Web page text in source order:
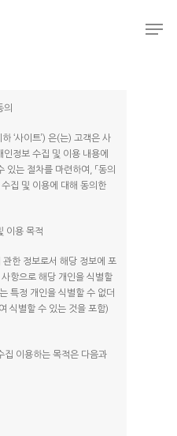
의
‘사이트’) 은(는) 고객은 사
정보 수집 및 이용 내용에
있는 절차를 마련하여, 「동의
수집 및 이용에 대해 동의한
이용 목적
관한 정보로서 해당 정보에 포
항으로 해당 개인을 식별할
특정 개인을 식별할 수 없더
식별할 수 있는 것을 포함)
집 이용하는 목적은 다음과